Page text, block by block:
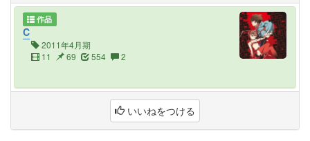
作品
C
2011年4月期
11
69 554 2
いいねをつける